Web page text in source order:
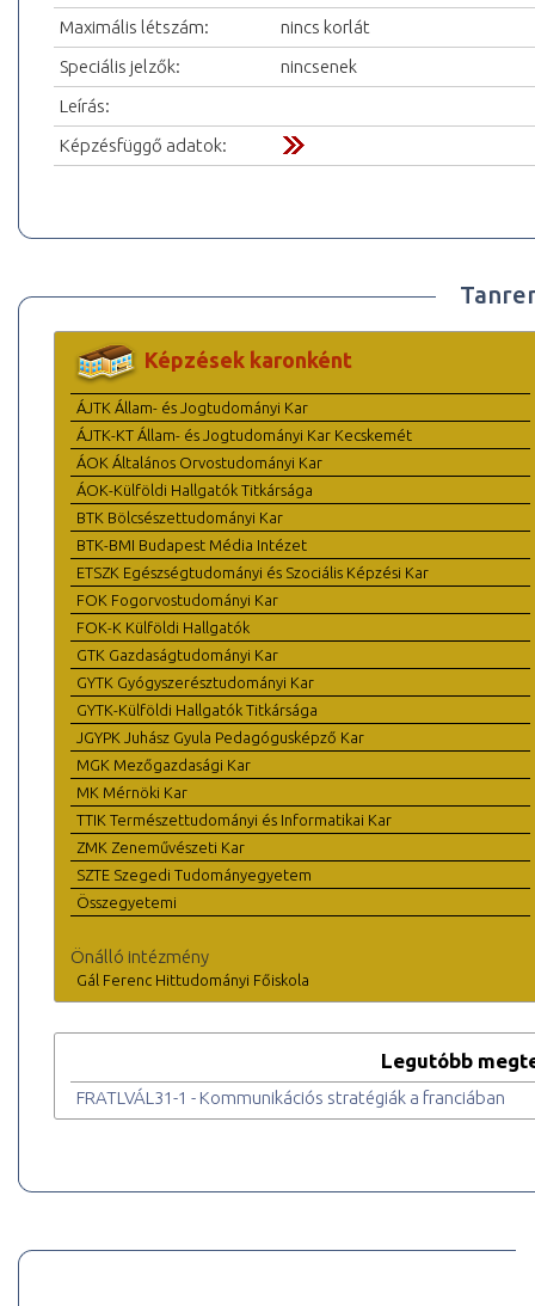
Maximális létszám:
nincs korlát
Speciális jelzők:
nincsenek
Leírás:
Képzésfüggő adatok:
Képzések karonként
ÁJTK Állam- és Jogtudományi Kar
ÁJTK-KT Állam- és Jogtudományi Kar Kecskemét
ÁOK Általános Orvostudományi Kar
ÁOK-Külföldi Hallgatók Titkársága
BTK Bölcsészettudományi Kar
BTK-BMI Budapest Média Intézet
ETSZK Egészségtudományi és Szociális Képzési Kar
FOK Fogorvostudományi Kar
FOK-K Külföldi Hallgatók
GTK Gazdaságtudományi Kar
GYTK Gyógyszerésztudományi Kar
GYTK-Külföldi Hallgatók Titkársága
JGYPK Juhász Gyula Pedagógusképző Kar
MGK Mezőgazdasági Kar
MK Mérnöki Kar
TTIK Természettudományi és Informatikai Kar
ZMK Zeneművészeti Kar
SZTE Szegedi Tudományegyetem
Összegyetemi
Önálló intézmény
Gál Ferenc Hittudományi Főiskola
Legutóbb
FRATLVÁL31-1 - Kommunikációs stratégiák a franciában